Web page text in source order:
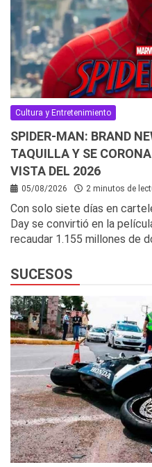
Cultura y Entretenimiento
SPIDER-MAN: BRAND
TAQUILLA Y SE
VISTA DEL 2026
05/08/2026 2 minutos de
Con solo siete días en
Day se convirtió en la
recaudar 1.155 millones de
SUCESOS